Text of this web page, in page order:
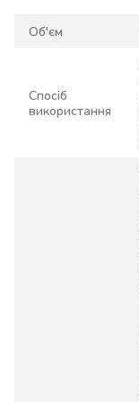
Об'єм
Спосіб
використання